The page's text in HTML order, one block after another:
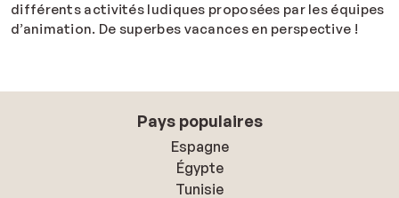
différents activités ludiques proposées par les équipes
d’animation. De superbes vacances en perspective !
Pays populaires
Espagne
Égypte
Tunisie